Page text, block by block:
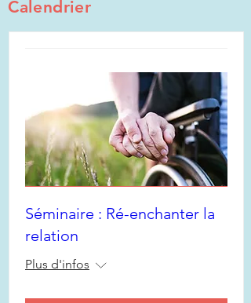
Calendrier
Séminaire : Ré-enchanter la
relation
Plus d'infos